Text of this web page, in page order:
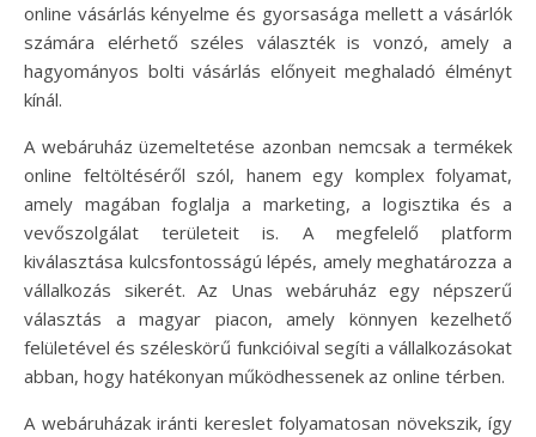
online vásárlás kényelme és gyorsasága mellett a vásárlók
számára elérhető széles választék is vonzó, amely a
hagyományos bolti vásárlás előnyeit meghaladó élményt
kínál.
A webáruház üzemeltetése azonban nemcsak a termékek
online feltöltéséről szól, hanem egy komplex folyamat,
amely magában foglalja a marketing, a logisztika és a
vevőszolgálat területeit is. A megfelelő platform
kiválasztása kulcsfontosságú lépés, amely meghatározza a
vállalkozás sikerét. Az Unas webáruház egy népszerű
választás a magyar piacon, amely könnyen kezelhető
felületével és széleskörű funkcióival segíti a vállalkozásokat
abban, hogy hatékonyan működhessenek az online térben.
A webáruházak iránti kereslet folyamatosan növekszik, így